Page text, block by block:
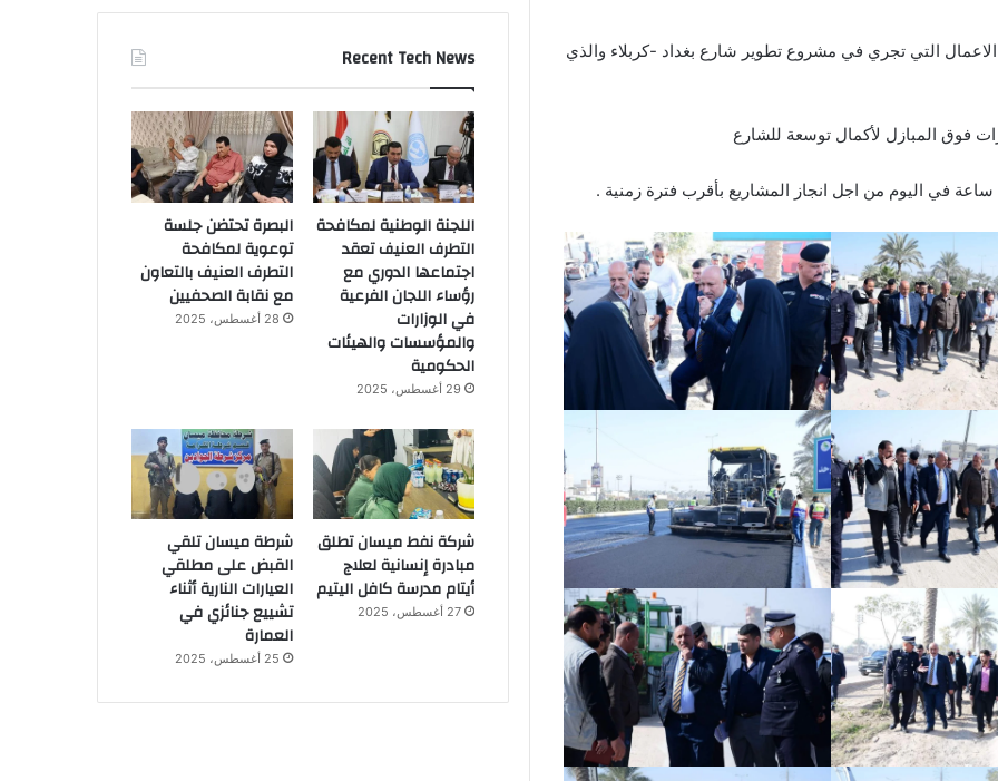
التي تجري في مشروع تطوير شارع بغداد -كربلاء والذي
فوق المبازل لأكمال توسعة للشارع
Recent Tech News
اللجنة الوطنية لمكافحة
التطرف العنيف تعقد
اجتماعها الدوري مع
رؤساء اللجان الفرعية
في الوزارات
والمؤسسات والهيئات
الحكومية
29 أغسطس، 2025
البصرة تحتضن جلسة
توعوية لمكافحة
التطرف العنيف بالتعاون
مع نقابة الصحفيين
28 أغسطس، 2025
شركة نفط ميسان تطلق
مبادرة إنسانية لعلاج
أيتام مدرسة كافل اليتيم
27 أغسطس، 2025
شرطة ميسان تلقي
القبض على مطلقي
العيارات النارية أثناء
تشييع جنائزي في
العمارة
25 أغسطس، 2025